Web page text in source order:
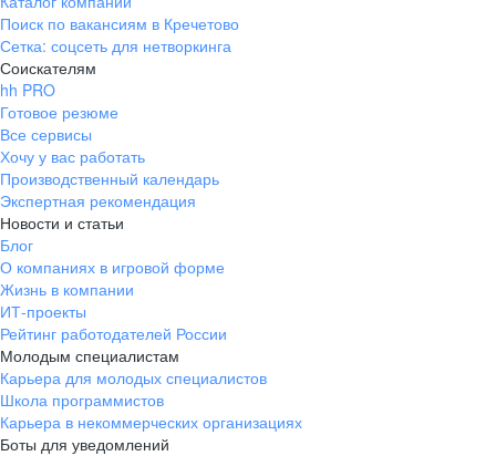
Поиск по вакансиям в Кречетово
Сетка: соцсеть для нетворкинга
Соискателям
hh PRO
Готовое резюме
Все сервисы
Хочу у вас работать
Производственный календарь
Экспертная рекомендация
Новости и статьи
Блог
О компаниях в игровой форме
Жизнь в компании
ИТ-проекты
Рейтинг работодателей России
Молодым специалистам
Карьера для молодых специалистов
Школа программистов
Карьера в некоммерческих организациях
Боты для уведомлений